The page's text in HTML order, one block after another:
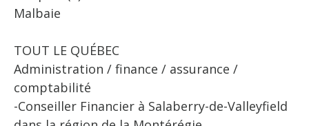
Malbaie
TOUT LE QUÉBEC
Administration / finance / assurance /
comptabilité
-Conseiller Financier à Salaberry-de-Valleyfield